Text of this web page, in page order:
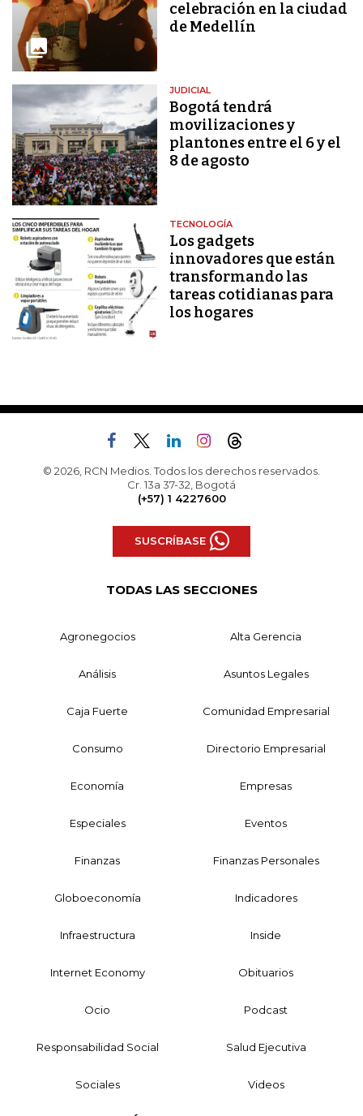
celebración en la ciudad
de Medellín
JUDICIAL
Bogotá tendrá
movilizaciones y
plantones entre el 6 y el
8 de agosto
TECNOLOGÍA
Los gadgets
innovadores que están
transformando las
tareas cotidianas para
los hogares
© 2026, RCN Medios. Todos los derechos reservados.
Cr. 13a 37-32, Bogotá
(+57) 1 4227600
SUSCRÍBASE
TODAS LAS SECCIONES
Agronegocios Alta Gerencia
Análisis Asuntos Legales
Caja Fuerte Comunidad Empresarial
Consumo Directorio Empresarial
Economía Empresas
Especiales Eventos
Finanzas Finanzas Personales
Globoeconomía Indicadores
Infraestructura Inside
Internet Economy Obituarios
Ocio Podcast
Responsabilidad Social Salud Ejecutiva
Sociales Videos